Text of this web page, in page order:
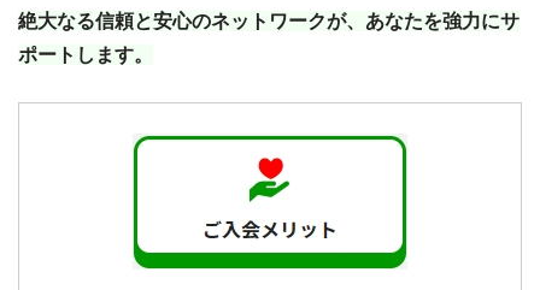
絶大なる信頼と安心のネットワークが、あなたを強力にサ
ポートします。